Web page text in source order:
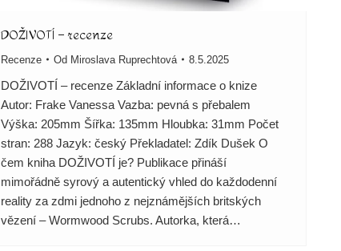
DOŽIVOTÍ – recenze
Recenze Od Miroslava Ruprechtová 8.5.2025
DOŽIVOTÍ – recenze Základní informace o knize
Autor: Frake Vanessa Vazba: pevná s přebalem
Výška: 205mm Šířka: 135mm Hloubka: 31mm Počet
stran: 288 Jazyk: český Překladatel: Zdík Dušek O
čem kniha DOŽIVOTÍ je? Publikace přináší
mimořádně syrový a autentický vhled do každodenní
reality za zdmi jednoho z nejznámějších britských
vězení – Wormwood Scrubs. Autorka, která…